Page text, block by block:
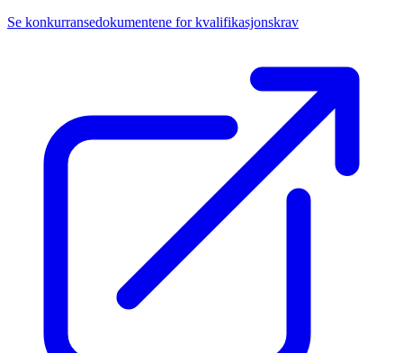
Se konkurransedokumentene for kvalifikasjonskrav